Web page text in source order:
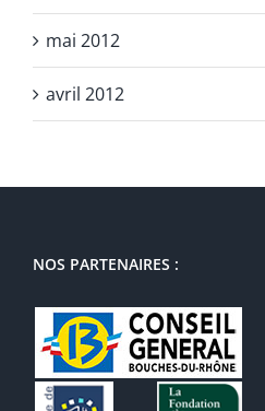
mai 2012
avril 2012
NOS PARTENAIRES :